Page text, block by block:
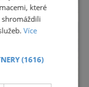
které
Více
(1616)